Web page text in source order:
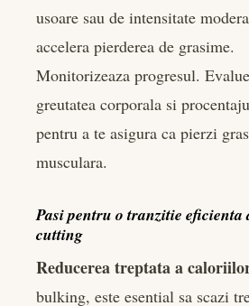
usoare sau de intensitate
accelera pierderea de grasime.
Monitorizeaza progresul.
greutatea corporala si
pentru a te asigura ca pierzi
musculara.
Pasi pentru o tranzitie
cutting
Reducerea treptata a
bulking, este esential sa scazi